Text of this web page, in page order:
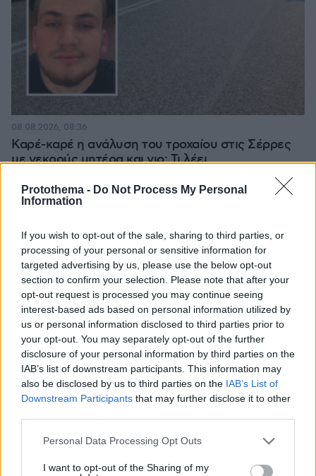
Protothema - Do Not Process My Personal
Information
If you wish to opt-out of the sale, sharing to third parties, or
processing of your personal or sensitive information for
targeted advertising by us, please use the below opt-out
section to confirm your selection. Please note that after your
opt-out request is processed you may continue seeing
interest-based ads based on personal information utilized by
us or personal information disclosed to third parties prior to
your opt-out. You may separately opt-out of the further
disclosure of your personal information by third parties on the
IAB’s list of downstream participants. This information may
also be disclosed by us to third parties on the IAB’s List of
Downstream Participants that may further disclose it to other
Please note that this website/app uses one or more Google
not limited to your visit or usage behaviour. You may click to
Personal Data Processing Opt Outs
I want to opt-out of the Sharing of my
Καρέ-καρέ η ανάλυση του τροχαίου στις Σέρρες
με νεκρούς μητέρα και γιο: Τι λέει
08.08.2026, 08:36
Τουρίστας στην Κρήτη ζητά... τιμή για
να ασελγήσει σε ανήλικη, τι
καταγγέλλει ο ιδιοκτήτης επιχείρησης
07.08.2026, 18:22 434
Ο «Δράκος» του Λονδίνου: 40χρονος
με προβλήματα όρασης σκότωνε και
βίαζε γυναίκες, η αστυνομία τον είχε
συλλάβει και τον άφησε ελεύθερο
07.08.2026, 22:54 69
Η φωτογραφία του Τσιτσιπά αγκαλιά